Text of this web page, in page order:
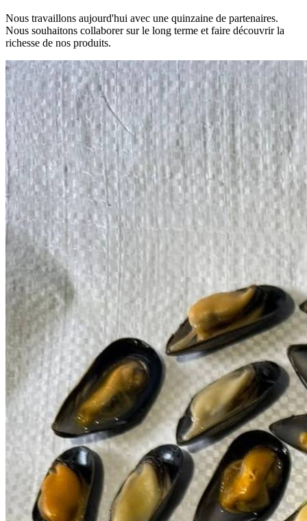
Nous travaillons aujourd'hui avec une quinzaine de partenaires.
Nous souhaitons collaborer sur le long terme et faire découvrir la
richesse de nos produits.